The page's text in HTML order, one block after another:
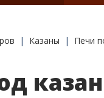
Казаны Печи
казан